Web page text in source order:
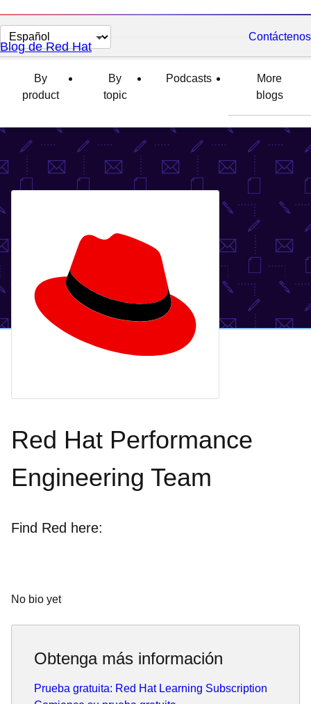
Cambiar
el
idioma
Contáctenos
Blog de Red Hat
By
product
By
topic
Podcasts
More
blogs
Red Hat Performance
Engineering Team
Find Red here:
No bio yet
Obtenga más información
Prueba gratuita: Red Hat Learning Subscription